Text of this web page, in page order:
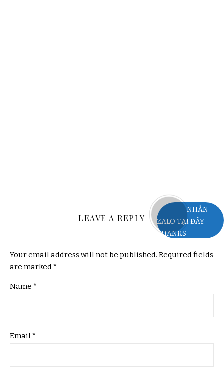
LEAVE A REPLY
Your email address will not be published. Required fields
are marked*
Name *
Email*
NHẮN
ZALO TẠI ĐÂY.
THANKS